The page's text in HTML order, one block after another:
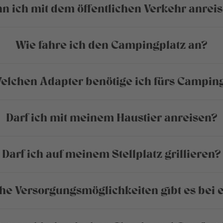
ich mit dem öffentlichen Verkehr
Wie fahre ich den Campingplatz an?
Adapter benötige ich fürs
Darf ich mit meinem Haustier anreisen?
Darf ich auf meinem Stellplatz grillieren?
Versorgungsmöglichkeiten gibt es bei